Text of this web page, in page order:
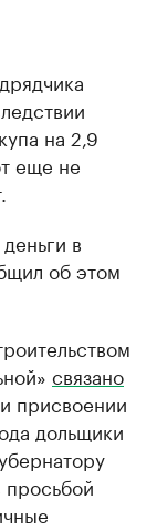
на 2,9
еще не
в
об этом
связано
присвоении
дольщики
просьбой